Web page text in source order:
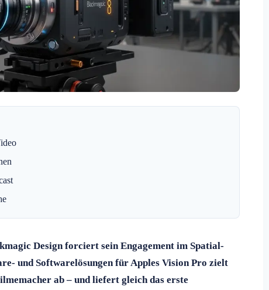
Design forciert sein Engagement im Spatial-
und Softwarelösungen für Apples Vision Pro zielt
ab – und liefert gleich das erste